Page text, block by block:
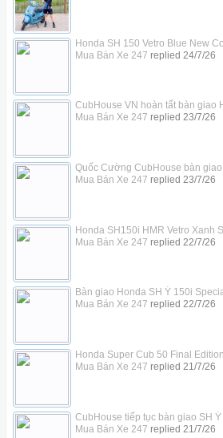
Honda SH 150 Vetro Blue New
Mua Bán Xe 247 replied 24/7/26
CubHouse VN hoàn tất bàn giao
Mua Bán Xe 247 replied 23/7/26
Quốc Cường CubHouse bàn
Mua Bán Xe 247 replied 23/7/26
Honda SH150i HMR Vetro Xanh
Mua Bán Xe 247 replied 22/7/26
Bàn giao Honda SH Ý 150i
Mua Bán Xe 247 replied 22/7/26
Honda Super Cub 50 Final
Mua Bán Xe 247 replied 21/7/26
CubHouse tiếp tục bàn giao SH Ý
Mua Bán Xe 247 replied 21/7/26